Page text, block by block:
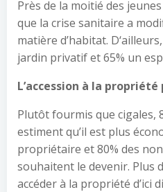
Près de la moitié des
que la crise sanitaire a
matière d’habitat.
jardin privatif et 65% un
L’accession à la
Plutôt fourmis que cigales,
estiment qu’il est plus
propriétaire et 80% des
souhaitent le devenir. Plus
accéder à la propriété d’ici